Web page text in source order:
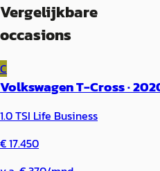
Vergelijkbare
occasions
C
Volkswagen T-Cross·
1.0 TSI Life Business
€ 17.450